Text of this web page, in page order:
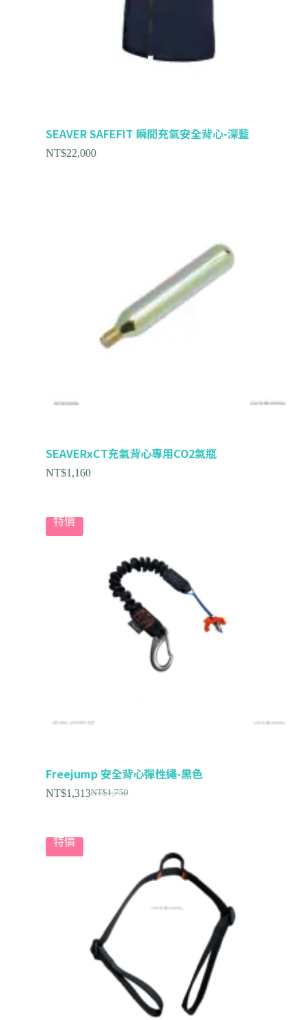
SEAVER SAFEFIT 瞬間充氣安全背心-深藍
NT$22,000
SEAVERxCT充氣背心專用CO2氣瓶
NT$1,160
特價
Freejump 安全背心彈性繩-黑色
NT$1,750
NT$1,313
特價